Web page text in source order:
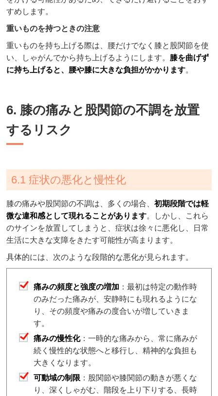
すめします。
重いものを持つときの注意
重いものを持ち上げる際は、腰だけでなく膝と股関節を使
い、しゃがんでから持ち上げるようにします。 膝を曲げず
に持ち上げると、腰や膝に大きな負担がかかります。
6. 膝の痛みと股関節の不調を放置
するリスク
6.1 症状の悪化と慢性化
膝の痛みや股関節の不調は、多くの場合、初期段階では軽
微な違和感として現れることがあります。しかし、これら
のサインを放置してしまうと、症状は徐々に悪化し、日常
生活に大きな支障をきたす可能性が高まります。
具体的には、次のような段階的な悪化が見られます。
痛みの頻度と強度の増加 ：最初は特定の動作時
のみだった痛みが、安静時にも現れるようにな
り、その頻度や痛みの度合いが増していきま
す。
痛みの慢性化：一時的な痛みから、常に痛みが
続く慢性的な状態へと移行し、精神的な負担も
大きくなります。
可動域の制限 ：股関節や膝関節の動きが悪くな
り、深くしゃがむ、階段を上り下りする、長時